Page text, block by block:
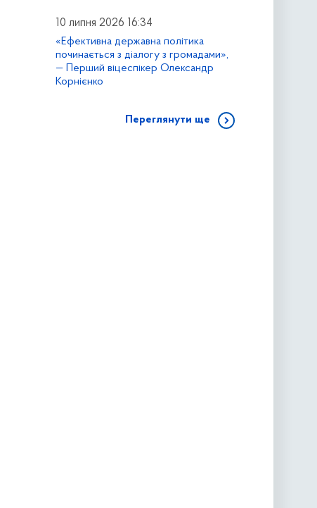
10 липня 2026 16:34
«Ефективна державна політика
починається з діалогу з громадами»,
— Перший віцеспікер Олександр
Корнієнко
Переглянути ще